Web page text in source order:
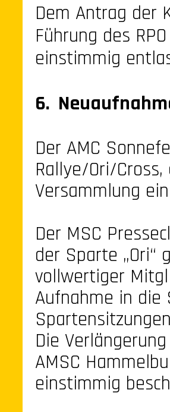
Dem Antrag der
Führung des
einstimmig
6.
Der AMC
Rallye/Ori/
Versammlung
Der MSC
der Sparte
vollwertiger
Aufnahme in die
Die
AMSC
einstimmig